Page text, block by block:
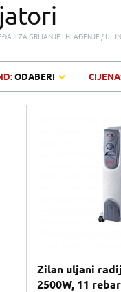
ZA GRIJANJE I HLAĐENJE
ODABERI
Zilan uljani
2500W, 11